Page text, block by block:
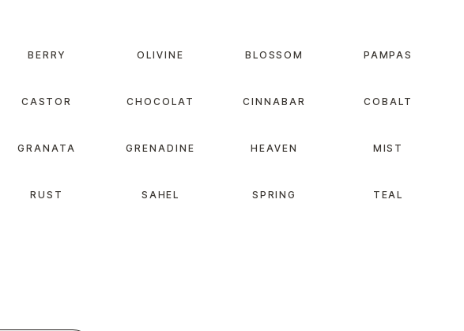
BERRY OLIVINE BLOSSOM PAMPAS
CASTOR CHOCOLAT CINNABAR COBALT
GRANATA GRENADINE HEAVEN MIST
RUST SAHEL SPRING TEAL